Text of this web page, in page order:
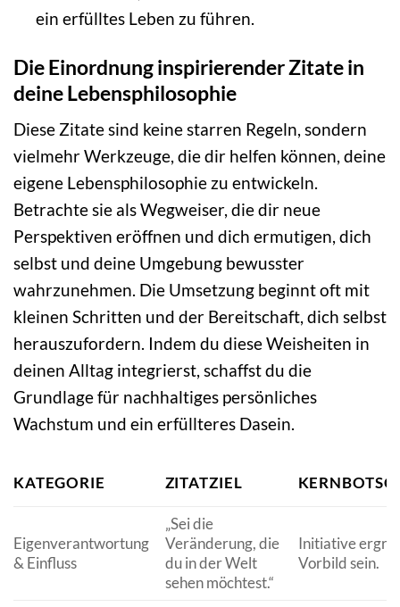
ein erfülltes Leben zu führen.
Die Einordnung inspirierender Zitate in
deine Lebensphilosophie
Diese Zitate sind keine starren Regeln, sondern
vielmehr Werkzeuge, die dir helfen können, deine
eigene Lebensphilosophie zu entwickeln.
Betrachte sie als Wegweiser, die dir neue
Perspektiven eröffnen und dich ermutigen, dich
selbst und deine Umgebung bewusster
wahrzunehmen. Die Umsetzung beginnt oft mit
kleinen Schritten und der Bereitschaft, dich selbst
herauszufordern. Indem du diese Weisheiten in
deinen Alltag integrierst, schaffst du die
Grundlage für nachhaltiges persönliches
Wachstum und ein erfüllteres Dasein.
KATEGORIE ZITATZIEL
Eigenverantwortung
& Einfluss
„Sei die
Veränderung, die
du in der Welt
sehen möchtest.“
Initiative
Vorbild sein.